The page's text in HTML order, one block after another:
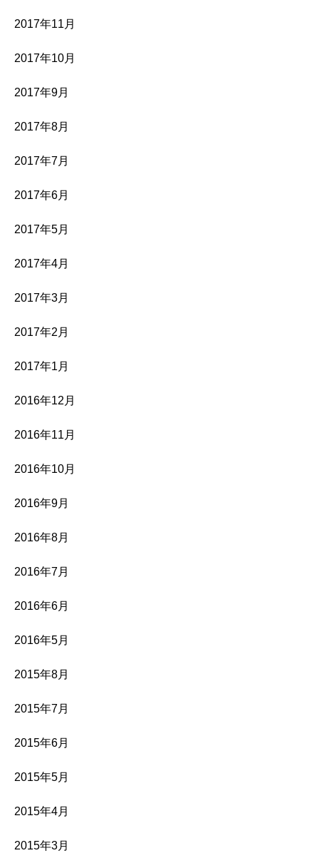
2017年11月
2017年10月
2017年9月
2017年8月
2017年7月
2017年6月
2017年5月
2017年4月
2017年3月
2017年2月
2017年1月
2016年12月
2016年11月
2016年10月
2016年9月
2016年8月
2016年7月
2016年6月
2016年5月
2015年8月
2015年7月
2015年6月
2015年5月
2015年4月
2015年3月